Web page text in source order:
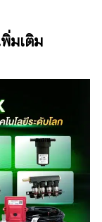
มเติม